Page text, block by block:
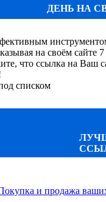
ДЕНЬ НА
на своём сайте 7
что ссылка на Ваш
списком
и продажа